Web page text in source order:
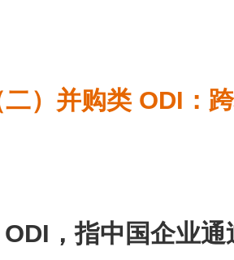
二）并购类 ODI：
，指中国企业